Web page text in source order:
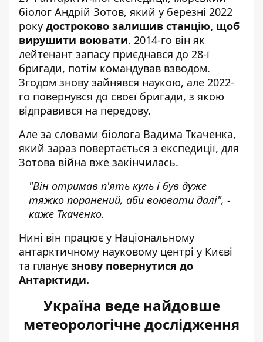
біолог Андрій Зотов, який у березні 2022
року достроково залишив станцію, щоб
вирушити воювати. 2014-го він як
лейтенант запасу приєднався до 28-ї
бригади, потім командував взводом.
Згодом знову зайнявся наукою, але 2022-
го повернувся до своєї бригади, з якою
відправився на передову.
Але за словами біолога Вадима Ткаченка,
який зараз повертається з експедиції, для
Зотова війна вже закінчилась.
"Він отримав п'ять куль і був дуже
тяжко поранений, аби воювати далі", -
каже Ткаченко.
Нині він працює у Національному
антарктичному науковому центрі у Києві
та планує знову повернутися до
Антарктиди.
Україна веде найдовше
метеорологічне дослідження